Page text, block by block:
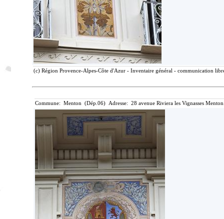
(c) Région Provence-Alpes-Côte d'Azur - Inventaire général - communication
Commune: Menton (Dép.06) Adresse: 28 avenue Riviera les Vignasses